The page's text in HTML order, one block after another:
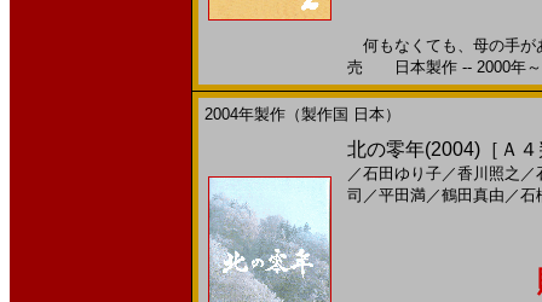
何もなくても、母の手が
売 日本製作 -- 2000年～
2004年製作（製作国 日本）
北の零年(2004)［Ａ
／石田ゆり子／香川照之 ／
司 ／平田満／鶴田真由 ／石